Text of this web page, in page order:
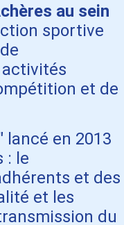
au sein
sportive
et de
lancé en 2013
: le
et des
et les
du